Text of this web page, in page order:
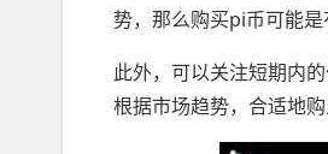
势，那么购买pi币可能是
此外，可以关注短期内
根据市场趋势，合适地